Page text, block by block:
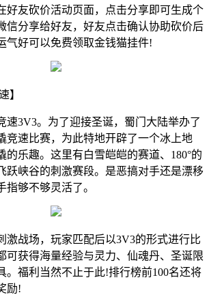
好友砍价活动页面，点击分享即可生成个
信分享给好友，好友点击确认协助砍价后
气好可以免费领取金钱猫挂件!
】
速3V3。为了迎接圣诞，蜀门大陆举办了
竞速比赛，为此特地开辟了一个冰上地
的乐趣。这里有白雪皑皑的赛道、180°的
跃峡谷的刺激赛段。是恶搞对手还是漂移
指够不够灵活了。
激战场，玩家匹配后以3V3的形式进行比
可获得海量经验与灵力、仙魂丹、圣诞限
。福利当然不止于此!排行榜前100名还将
励!